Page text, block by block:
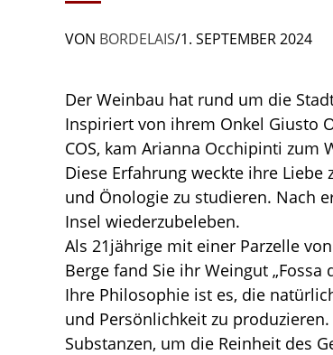
VON BORDELAIS/1. SEPTEMBER 2024
Der Weinbau hat rund um die
Inspiriert von ihrem Onkel Giusto
COS, kam Arianna Occhipinti
Diese Erfahrung weckte ihre
und Önologie zu studieren. Nach
Insel wiederzubeleben.
Als 21jährige mit einer Parzelle
Berge fand Sie ihr Weingut „Fossa
Ihre Philosophie ist es, die
und Persönlichkeit zu
Substanzen, um die Reinheit des